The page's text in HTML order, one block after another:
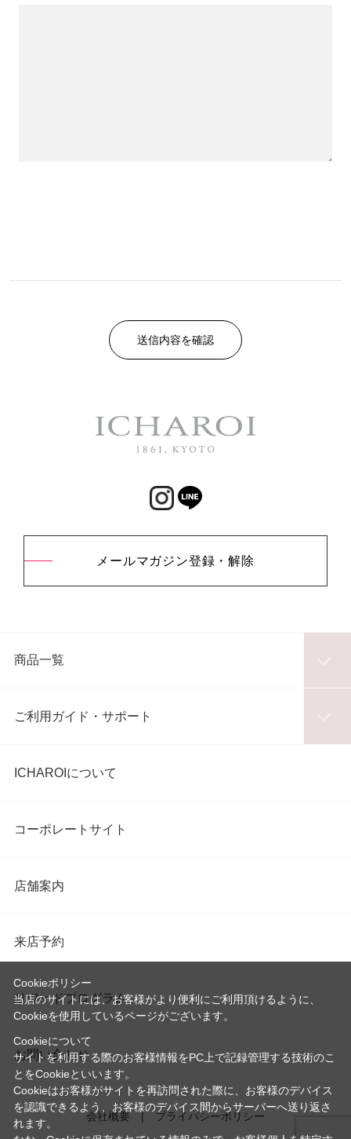
メールマガジン登録・解除
商品一覧
ご利用ガイド・サポート
ICHAROIについて
コーポレートサイト
店舗案内
来店予約
リワードプログラム
お問い合わせ
会社概要 プライバシーポリシー
Cookieポリシー
当店のサイトには、お客様がより便利にご利用頂けるように、
Cookieを使用しているページがございます。
Cookieについて
サイトを利用する際のお客様情報をPC上で記録管理する技術のこ
とをCookieといいます。
Cookieはお客様がサイトを再訪問された際に、お客様のデバイス
を認識できるよう、お客様のデバイス間からサーバーへ送り返さ
れます。